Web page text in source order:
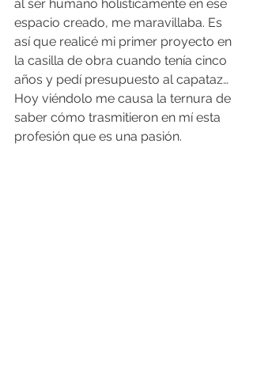
al ser humano holísticamente en ese
espacio creado, me maravillaba. Es
así que realicé mi primer proyecto en
la casilla de obra cuando tenía cinco
años y pedí presupuesto al capataz…
Hoy viéndolo me causa la ternura de
saber cómo trasmitieron en mí esta
profesión que es una pasión.